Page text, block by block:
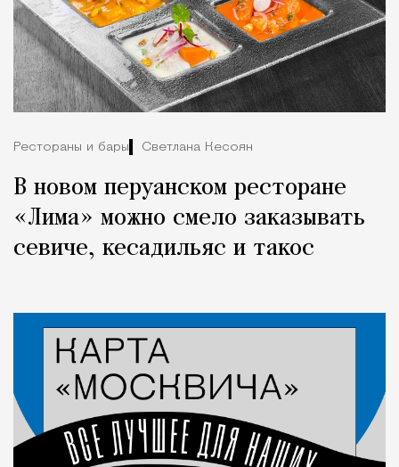
Рестораны и бары Светлана Кесоян
В новом перуанском ресторане
«Лима» можно смело заказывать
севиче, кесадильяс и такос